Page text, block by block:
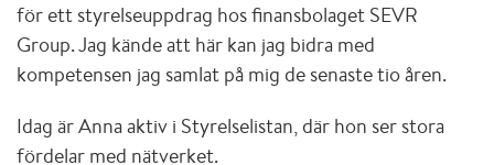
för ett styrelseuppdrag hos finansbolaget SEVR
Group. Jag kände att här kan jag bidra med
kompetensen jag samlat på mig de senaste tio åren.
Idag är Anna aktiv i Styrelselistan, där hon ser stora
fördelar med nätverket.